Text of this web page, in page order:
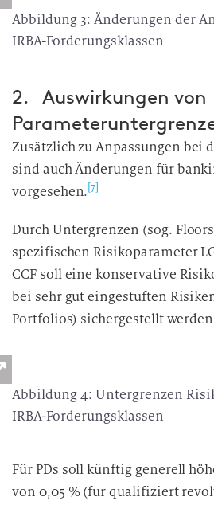
Abbildung 3: Änderungen der
IRBA-Forderungsklassen
2. Auswirkungen von
Zusätzlich zu Anpassungen bei
sind auch Änderungen für
vorgesehen. [7]
Durch Untergrenzen (sog.
spezifischen Risikoparameter
CCF soll eine konservative
bei sehr gut eingestuften
Portfolios) sichergestellt
Abbildung 4: Untergrenzen
IRBA-Forderungsklassen
Für PDs soll künftig generell
von 0,05 % (für qualifiziert